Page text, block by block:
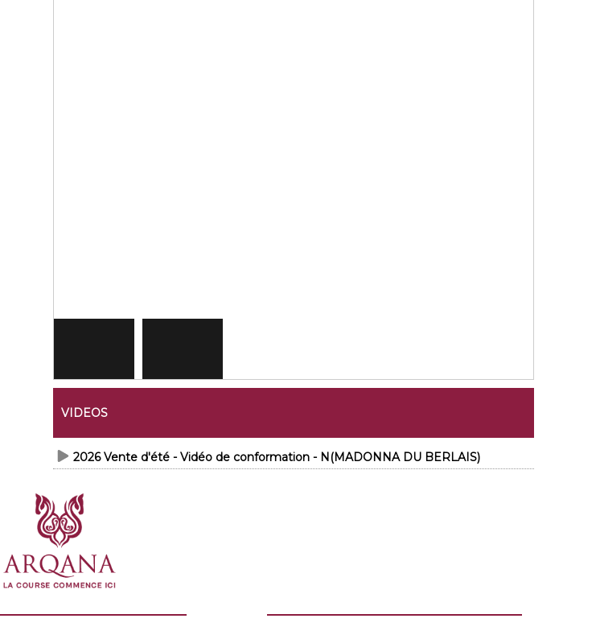
VIDEOS
2026 Vente d'été - Vidéo de conformation - N(MADONNA DU BERLAIS)